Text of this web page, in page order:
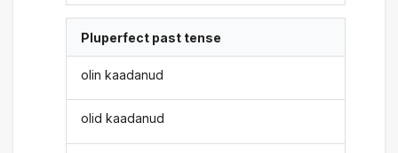
Pluperfect past tense
olin kaadanud
olid kaadanud